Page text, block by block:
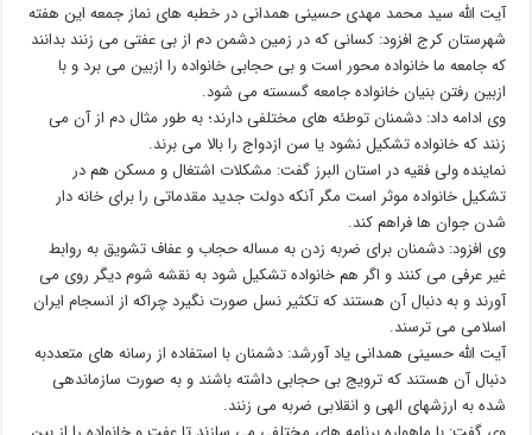
آیت الله سید محمد مهدی حسینی همدانی در خطبه های نماز جمعه این هفته
شهرستان کرج افزود: کسانی که در زمین دشمن دم از بی عفتی می زنند بدانند
که جامعه ما خانواده محور است و بی حجابی خانواده را ازبین می برد و با
ازبین رفتن بنیان خانواده جامعه گسسته می شود.
وی ادامه داد: دشمنان توطئه های مختلفی دارند؛ به طور مثال دم از آن می
زنند که خانواده تشکیل نشود یا سن ازدواج را بالا می برند.
نماینده ولی فقیه در استان البرز گفت: مشکلات اشتغال و مسکن هم در
تشکیل خانواده موثر است مگر آنکه دولت جدید مقدماتی را برای خانه دار
شدن جوان ها فراهم کند.
وی افزود: دشمنان برای ضربه زدن به مساله حجاب و عفاف تشویق به روابط
غیر عرفی می کنند و اگر هم خانواده تشکیل شود به نقشه شوم دیگر روی می
آورند و به دنبال آن هستند که تکثیر نسل صورت نگیرد چراکه از انسجام ایران
اسلامی می ترسند.
آیت الله حسینی همدانی یاد آورشد: دشمنان با استفاده از رسانه های متعددبه
دنبال آن هستند که ترویج بی حجابی داشته باشند و به صورت سازماندهی
شده به ارزشهای الهی و انقلابی ضربه می زنند.